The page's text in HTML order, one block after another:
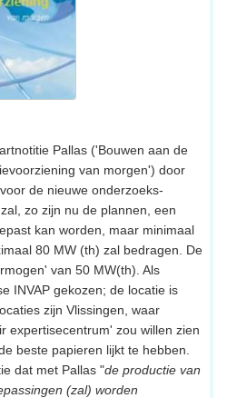
Pallas ('Bouwen aan de
van morgen') door
de nieuwe onderzoeks-
zo zijn nu de plannen, een
kan worden, maar minimaal
80 MW (th) zal bedragen. De
van 50 MW(th). Als
INVAP gekozen; de locatie is
zijn Vlissingen, waar
expertisecentrum' zou willen zien
beste papieren lijkt te hebben.
dat met Pallas "de productie van
(zal) worden